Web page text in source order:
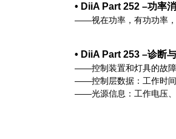
• DiiA Part 252 –功率
——视在功率，有功功率，
• DiiA Part 253 –诊断
——控制装置和灯具的故障
——控制层数据：工作时间
——光源信息：工作电压、